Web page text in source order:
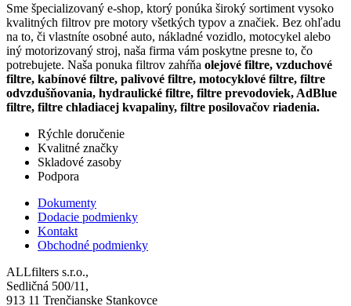
Sme špecializovaný e-shop, ktorý ponúka široký sortiment vysoko
kvalitných filtrov pre motory všetkých typov a značiek. Bez ohľadu
na to, či vlastníte osobné auto, nákladné vozidlo, motocykel alebo
iný motorizovaný stroj, naša firma vám poskytne presne to, čo
potrebujete. Naša ponuka filtrov zahŕňa olejové filtre, vzduchové
filtre, kabínové filtre, palivové filtre, motocyklové filtre, filtre
odvzdušňovania, hydraulické filtre, filtre prevodoviek, AdBlue
filtre, filtre chladiacej kvapaliny, filtre posilovačov riadenia.
Rýchle doručenie
Kvalitné značky
Skladové zasoby
Podpora
Dokumenty
Dodacie podmienky
Kontakt
Obchodné podmienky
ALLfilters s.r.o.,
Sedličná 500/11,
913 11 Trenčianske Stankovce